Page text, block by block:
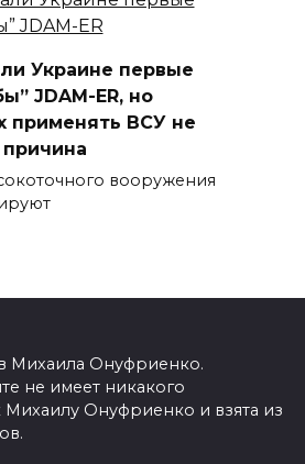
Украине первые
JDAM-ER, но
применять ВСУ не
вооружения
Михаила Онуфриенко.
не имеет никакого
Онуфриенко и взята из